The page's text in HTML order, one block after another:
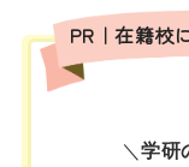
PR｜在籍校
＼学研